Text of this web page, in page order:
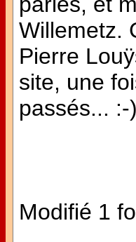
Willemetz.
Pierre
site, une
passés... :-)
Modifié 1